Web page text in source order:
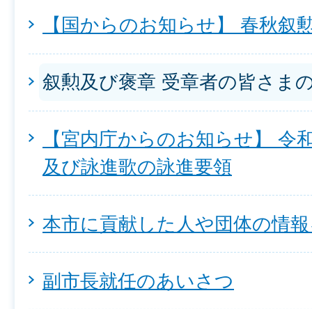
【国からのお知らせ】 春秋叙
叙勲及び褒章 受章者の皆さま
【宮内庁からのお知らせ】 令
及び詠進歌の詠進要領
本市に貢献した人や団体の情
副市長就任のあいさつ